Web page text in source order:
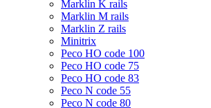
Marklin K rails
Marklin M rails
Marklin Z rails
Minitrix
Peco HO code 100
Peco HO code 75
Peco HO code 83
Peco N code 55
Peco N code 80